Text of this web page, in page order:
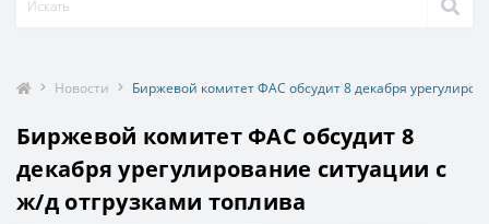
Новости Биржевой комитет ФАС обсудит 8 декабря
Биржевой комитет ФАС обсудит 8
декабря урегулирование ситуации с
ж/д отгрузками топлива